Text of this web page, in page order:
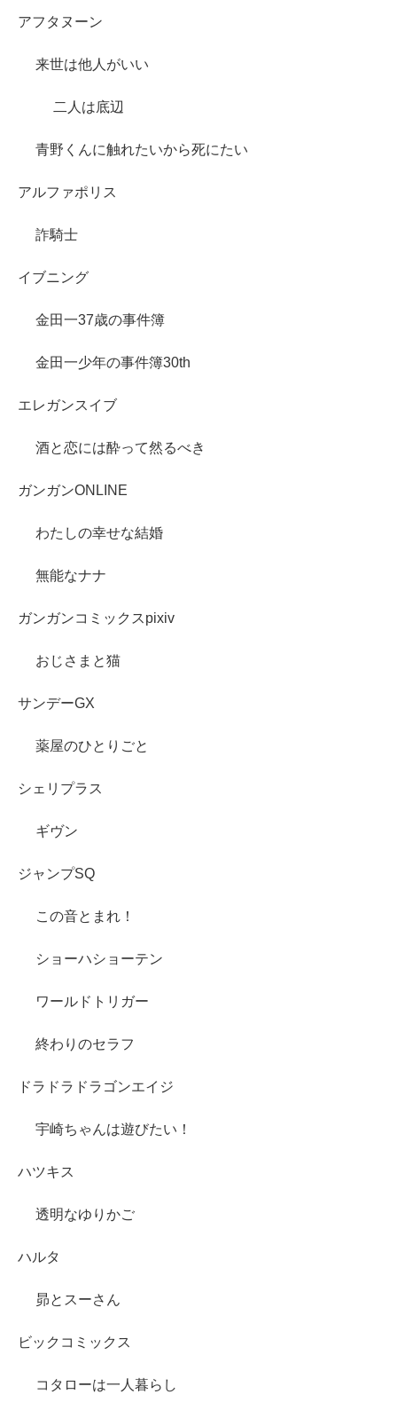
アフタヌーン
来世は他人がいい
二人は底辺
青野くんに触れたいから死にたい
アルファポリス
詐騎士
イブニング
金田一37歳の事件簿
金田一少年の事件簿30th
エレガンスイブ
酒と恋には酔って然るべき
ガンガンONLINE
わたしの幸せな結婚
無能なナナ
ガンガンコミックスpixiv
おじさまと猫
サンデーGX
薬屋のひとりごと
シェリプラス
ギヴン
ジャンプSQ
この音とまれ！
ショーハショーテン
ワールドトリガー
終わりのセラフ
ドラドラドラゴンエイジ
宇崎ちゃんは遊びたい！
ハツキス
透明なゆりかご
ハルタ
昴とスーさん
ビックコミックス
コタローは一人暮らし